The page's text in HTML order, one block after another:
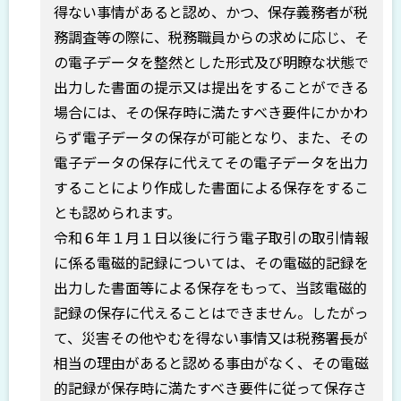
得ない事情があると認め、かつ、保存義務者が税
務調査等の際に、税務職員からの求めに応じ、そ
の電子データを整然とした形式及び明瞭な状態で
出力した書面の提示又は提出をすることができる
場合には、その保存時に満たすべき要件にかかわ
らず電子データの保存が可能となり、また、その
電子データの保存に代えてその電子データを出力
することにより作成した書面による保存をするこ
とも認められます。
令和６年１月１日以後に行う電子取引の取引情報
に係る電磁的記録については、その電磁的記録を
出力した書面等による保存をもって、当該電磁的
記録の保存に代えることはできません。したがっ
て、災害その他やむを得ない事情又は税務署長が
相当の理由があると認める事由がなく、その電磁
的記録が保存時に満たすべき要件に従って保存さ